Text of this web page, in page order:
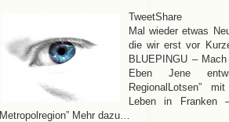
TweetShare
Mal wieder etwas
die wir erst vor
BLUEPINGU –
Eben Jene
RegionalLotsen”
Leben in Franken
Metropolregion” Mehr dazu…